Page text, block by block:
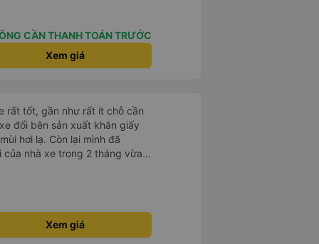
suốt quá trình đặt vé, từ
đến nhắc nhở giờ xe chạy.
Yến Nhi đã góp phần nâng
đồng thời tạo dựng hình ảnh
khách hàng. Đây thực sự là
trong lĩnh vực dịch vụ vận
CẦN THANH TOÁN TRƯỚC
Xem giá
rất tốt, gần như rất ít chỗ cần
đổi bên sản xuất khăn giấy
hơi lạ. Còn lại mình đã
nhà xe trong 2 tháng vừa
Xem giá